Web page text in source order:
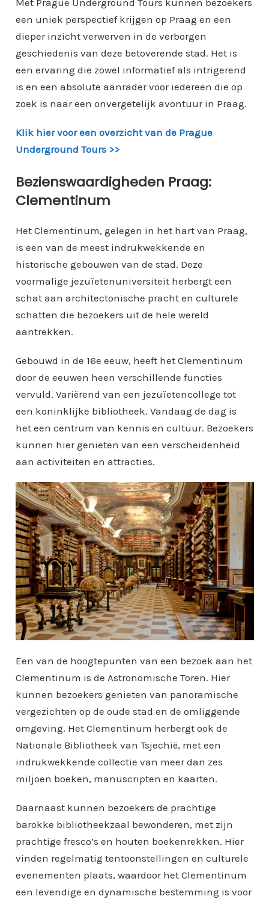
Met Prague Underground Tours kunnen bezoekers
een uniek perspectief krijgen op Praag en een
dieper inzicht verwerven in de verborgen
geschiedenis van deze betoverende stad. Het is
een ervaring die zowel informatief als intrigerend
is en een absolute aanrader voor iedereen die op
zoek is naar een onvergetelijk avontuur in Praag.
Klik hier voor een overzicht van de Prague
Underground Tours >>
Bezienswaardigheden Praag:
Clementinum
Het Clementinum, gelegen in het hart van Praag,
is een van de meest indrukwekkende en
historische gebouwen van de stad. Deze
voormalige jezuïetenuniversiteit herbergt een
schat aan architectonische pracht en culturele
schatten die bezoekers uit de hele wereld
aantrekken.
Gebouwd in de 16e eeuw, heeft het Clementinum
door de eeuwen heen verschillende functies
vervuld. Variërend van een jezuïetencollege tot
een koninklijke bibliotheek. Vandaag de dag is
het een centrum van kennis en cultuur. Bezoekers
kunnen hier genieten van een verscheidenheid
aan activiteiten en attracties.
Een van de hoogtepunten van een bezoek aan het
Clementinum is de Astronomische Toren. Hier
kunnen bezoekers genieten van panoramische
vergezichten op de oude stad en de omliggende
omgeving. Het Clementinum herbergt ook de
Nationale Bibliotheek van Tsjechië, met een
indrukwekkende collectie van meer dan zes
miljoen boeken, manuscripten en kaarten.
Daarnaast kunnen bezoekers de prachtige
barokke bibliotheekzaal bewonderen, met zijn
prachtige fresco’s en houten boekenrekken. Hier
vinden regelmatig tentoonstellingen en culturele
evenementen plaats, waardoor het Clementinum
een levendige en dynamische bestemming is voor